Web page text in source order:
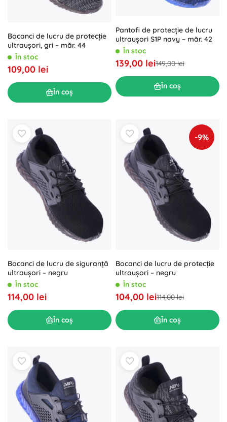
Bocanci de lucru de protecție
ultraușori, gri – măr. 44
În stoc
109,00 lei
În coș
Pantofi de protecție de lucru
ultraușori S1P navy – măr. 42
În stoc
139,00 lei149,00 lei
În coș
Bocanci de lucru de siguranță
ultraușori – negru
În stoc
114,00 lei
În coș
-9%
Bocanci de lucru de protecție
ultraușori – negru
În stoc
104,00 lei114,00 lei
În coș